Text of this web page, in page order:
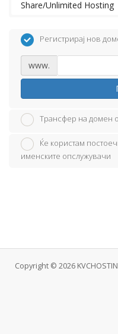
Регистрирај нов
www.
Трансфер на домен
Ќе користам
именските опслужувачи
Copyright © 2026